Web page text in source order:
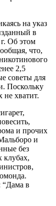
на указ
в
Об этом
что,
2,5
советы для
Поскольку
хватит.
и прочих
и
без
клубах,
“Дама в